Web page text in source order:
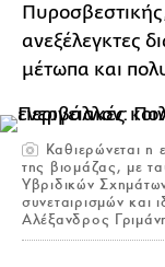
ανεξέλεγκτες
μέτωπα και
Kαθιερώνεται η
της βιομάζας, με
Υβριδικών
συνεταιρισμών και
Αλέξανδρος